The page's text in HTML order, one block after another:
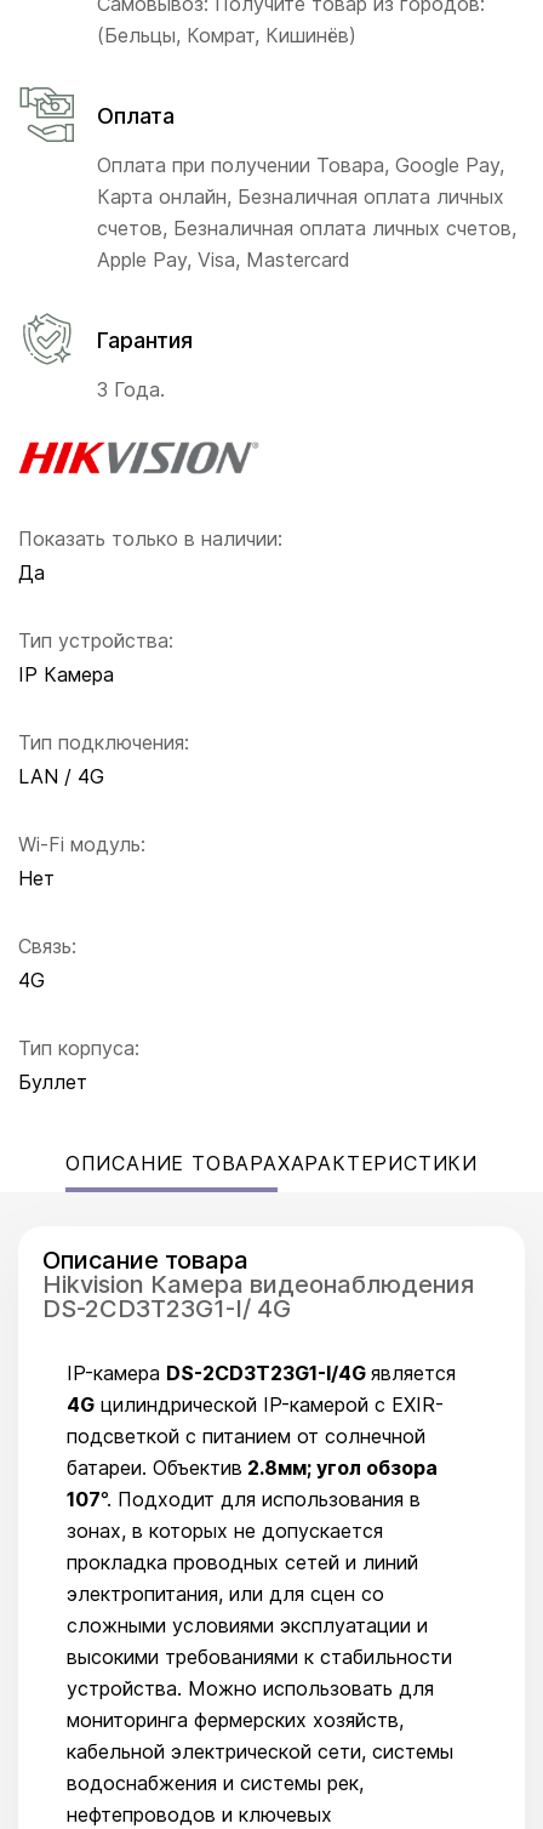
Показать только в наличии:
Да
Тип устройства:
IP Камера
Тип подключения:
LAN / 4G
Wi-Fi модуль:
Нет
Связь:
4G
Тип корпуса:
Буллет
(Бельцы, Комрат, Кишинёв)
Оплата
Оплата при получении Товара, Google Pay,
Карта онлайн, Безналичная оплата личных
счетов, Безналичная оплата личных счетов,
Apple Pay, Visa, Mastercard
Гарантия
3 Года.
ОПИСАНИЕ ТОВАРАХАРАКТЕРИСТИКИ
Описание товара
Hikvision Камера видеонаблюдения
DS-2CD3T23G1-I/ 4G
IP-камера DS-2CD3T23G1-I/4G является
4G цилиндрической IP-камерой с EXIR-
подсветкой с питанием от солнечной
батареи. Объектив 2.8мм; угол обзора
107°. Подходит для использования в
зонах, в которых не допускается
прокладка проводных сетей и линий
электропитания, или для сцен со
сложными условиями эксплуатации и
высокими требованиями к стабильности
устройства. Можно использовать для
мониторинга фермерских хозяйств,
кабельной электрической сети, системы
водоснабжения и системы рек,
нефтепроводов и ключевых